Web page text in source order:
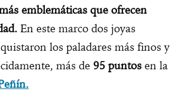
emblemáticas que ofrecen
En este marco dos joyas
los paladares más finos y
más de 95 puntos en la